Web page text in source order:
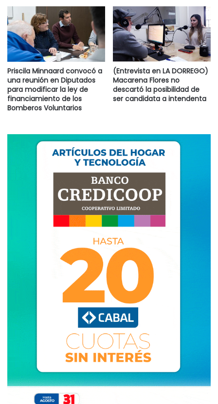
Priscila Minnaard convocó a
una reunión en Diputados
para modificar la ley de
financiamiento de los
Bomberos Voluntarios
(Entrevista en LA DORREGO)
Macarena Flores no
descartó la posibilidad de
ser candidata a intendenta